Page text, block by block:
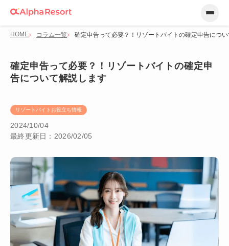
HOME コラム一覧 確定申告って必要？！リゾートバイトの確定申告につ
確定申告って必要？！リゾートバイトの確定申
告について解説します
リゾートバイトお役立ち情報
2024/10/04
最終更新日：2026/02/05